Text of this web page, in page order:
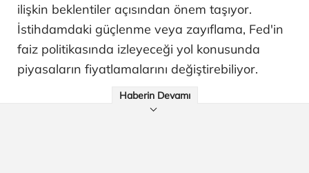
ilişkin beklentiler açısından önem taşıyor.
İstihdamdaki güçlenme veya zayıflama, Fed'in
faiz politikasında izleyeceği yol konusunda
piyasaların fiyatlamalarını değiştirebiliyor.
Haberin Devamı